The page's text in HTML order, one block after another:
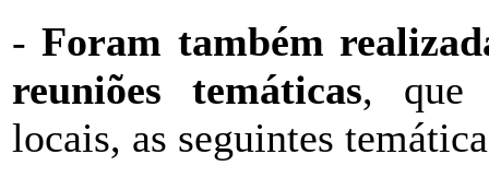
-Foram também
reuniões temáticas, que
locais, as seguintes